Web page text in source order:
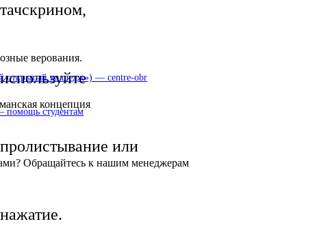
тачскрином,
используйте
пролистывание или
нажатие.
колледж») — centre-obr
помощь студентам
верования.
концепция